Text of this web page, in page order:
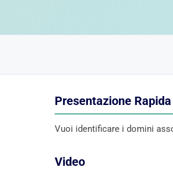
Presentazione
Vuoi identificare i domini
Video